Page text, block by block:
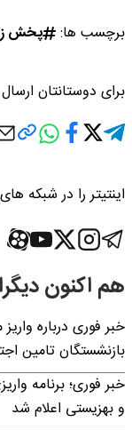
برچسب ها: پخش
برای دوستانتان
اینتیتر را در شبکه
هم اکنون
خبر فوری درباره
بازنشستگان تامین
و بهزیستی اعلام شد